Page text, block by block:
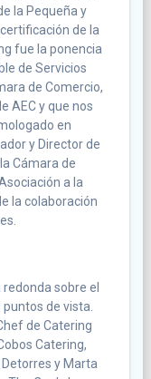
la Pequeña y
de la
fue la ponencia
de Servicios
de Comercio,
AEC y que nos
en
y Director de
Cámara de
a la
la colaboración
sobre el
de vista.
de Catering
Catering,
y Marta